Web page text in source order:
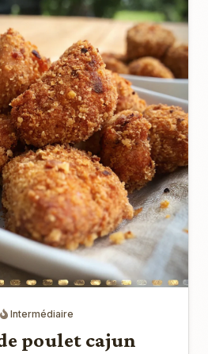
Intermédiaire
poulet cajun